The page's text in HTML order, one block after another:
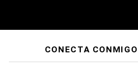
CONECTA CONMIGO